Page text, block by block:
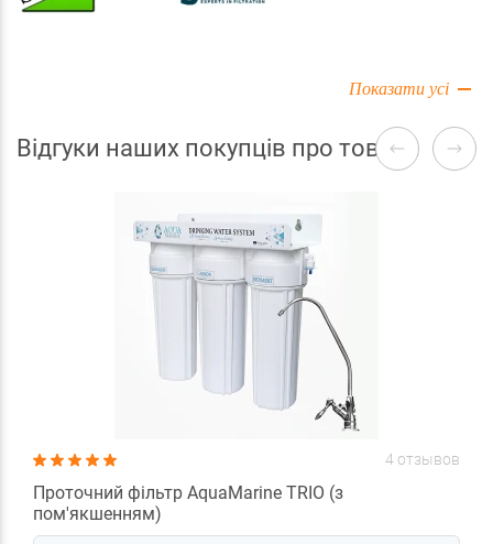
Показати усі
Відгуки наших покупців про товари
4 отзывов
Проточний фільтр AquaMarine TRIO (з
пом'якшенням)